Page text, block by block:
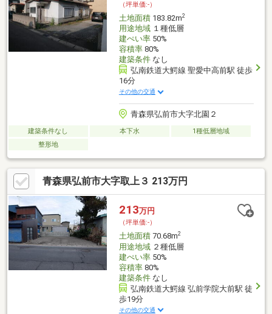
（坪単価:-）
土地面積183.82m2
用途地域１種低層
建ぺい率50%
容積率80%
建築条件なし
弘南鉄道大鰐線 聖愛中高前駅 徒歩
16分
その他の交通
青森県弘前市大字北園２
建築条件なし 本下水
1種低層地域
整形地
青森県弘前市大字取上３ 213万円
213万円
（坪単価:-）
土地面積70.68m2
用途地域２種低層
建ぺい率50%
容積率80%
建築条件なし
弘南鉄道大鰐線 弘前学院大前駅 徒
歩19分
その他の交通